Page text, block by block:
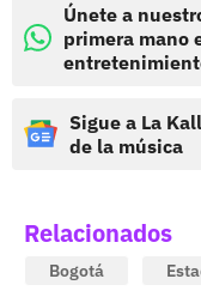
Únete a
primera mano
Sigue a La
de la música
Relacionados
Bogotá